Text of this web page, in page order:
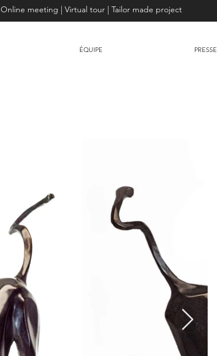
Online meeting | Virtual tour | Tailor made project
ÉQUIPE PRESSE